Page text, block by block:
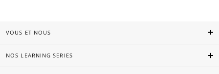
VOUS ET NOUS
NOS LEARNING SERIES